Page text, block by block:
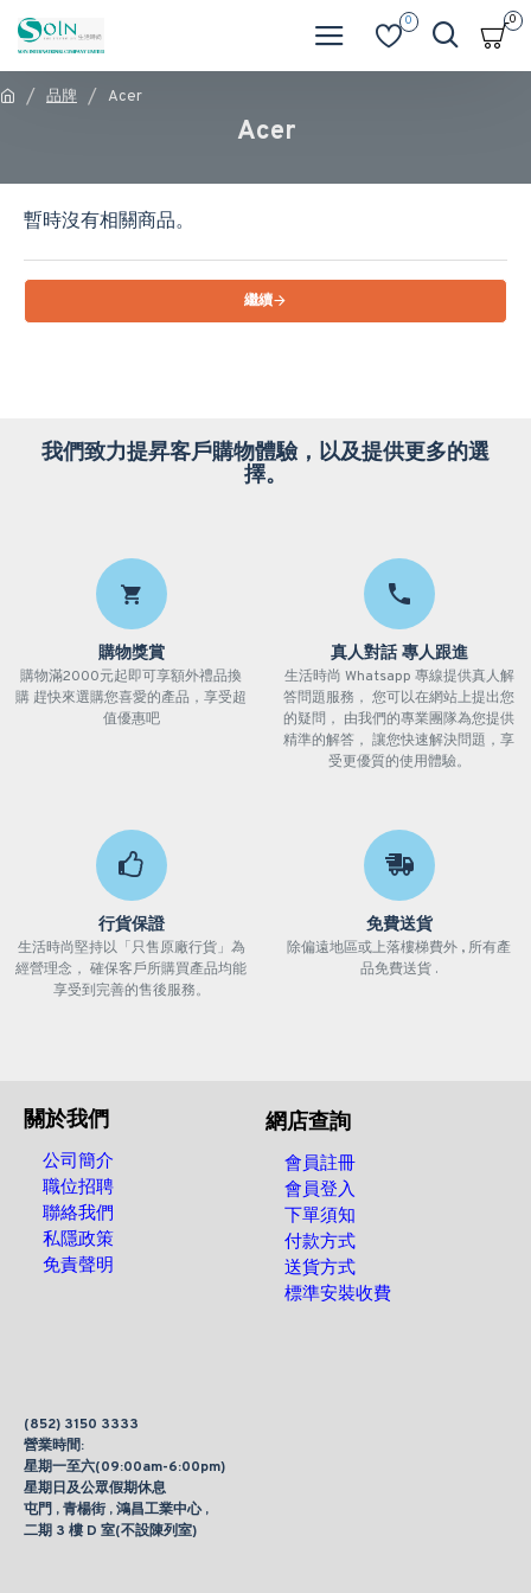
0 0
品牌 Acer
Acer
暫時沒有相關商品。
繼續
我們致力提昇客戶購物體驗，以及提供更多的選
擇。
購物獎賞
購物滿2000元起即可享額外禮品換
購 趕快來選購您喜愛的產品，享受超
值優惠吧
真人對話 專人跟進
生活時尚 Whatsapp 專線提供真人解
答問題服務， 您可以在網站上提出您
的疑問， 由我們的專業團隊為您提供
精準的解答， 讓您快速解決問題，享
受更優質的使用體驗。
行貨保證
生活時尚堅持以「只售原廠行貨」為
經營理念， 確保客戶所購買產品均能
享受到完善的售後服務。
免費送貨
除偏遠地區或上落樓梯費外 , 所有產
品免費送貨 .
關於我們
公司簡介
職位招聘
聯絡我們
私隱政策
免責聲明
網店查詢
會員註冊
會員登入
下單須知
付款方式
送貨方式
標準安裝收費
(852) 3150 3333
營業時間:
星期一至六(09:00am-6:00pm)
星期日及公眾假期休息
屯門 , 青楊街 , 鴻昌工業中心 ,
二期 3 樓 D 室(不設陳列室)